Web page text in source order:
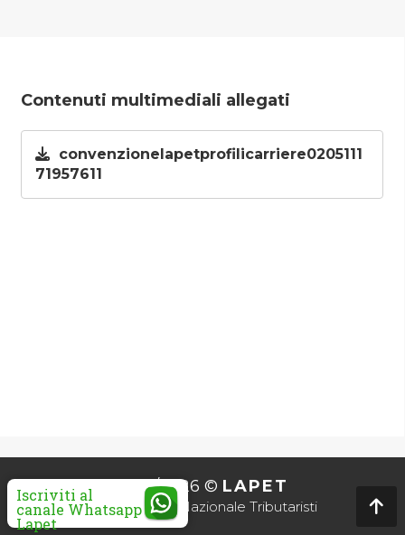
Contenuti multimediali allegati
convenzionelapetprofilicarriere0205111
71957611
2010/2026 © LAPET
Associazione Nazionale Tributaristi
Iscriviti al
canale Whatsapp
Lapet